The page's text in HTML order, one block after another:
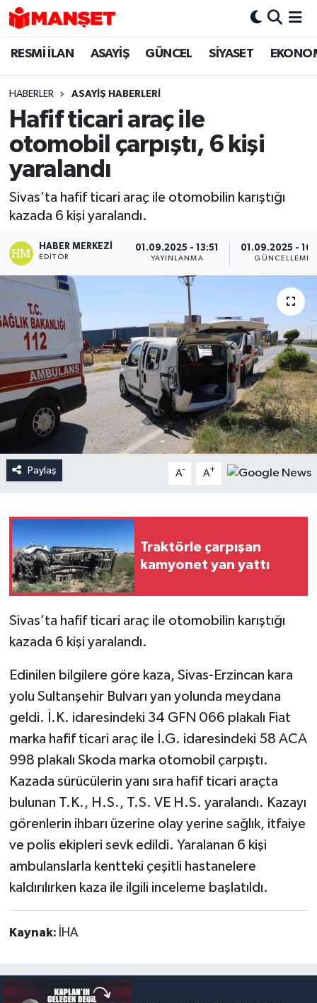
RESMİ İLAN ASAYİŞ GÜNCEL SİYASET
HABERLER ASAYİŞ HABERLERİ
Hafif ticari araç ile
otomobil çarpıştı, 6 kişi
yaralandı
Sivas’ta hafif ticari araç ile otomobilin karıştığı
kazada 6 kişi yaralandı.
HABER MERKEZI
EDITÖR
01.09.2025 - 13:51
YAYINLANMA
01.09.2025 -
GÜNCELLEME
Paylaş A- A+
Traktörle çarpışan
kamyonet yan yattı
Sivas’ta hafif ticari araç ile otomobilin karıştığı
kazada 6 kişi yaralandı.
Edinilen bilgilere göre kaza, Sivas-Erzincan kara
yolu Sultanşehir Bulvarı yan yolunda meydana
geldi. İ.K. idaresindeki 34 GFN 066 plakalı Fiat
marka hafif ticari araç ile İ.G. idaresindeki 58 ACA
998 plakalı Skoda marka otomobil çarpıştı.
Kazada sürücülerin yanı sıra hafif ticari araçta
bulunan T.K., H.S., T.S. VE H.S. yaralandı. Kazayı
görenlerin ihbarı üzerine olay yerine sağlık, itfaiye
ve polis ekipleri sevk edildi. Yaralanan 6 kişi
ambulanslarla kentteki çeşitli hastanelere
kaldırılırken kaza ile ilgili inceleme başlatıldı.
Kaynak: İHA
Hava Durumu
Trafik Durumu
Süper Lig Puan Durumu ve Fikstür
Tüm Manşetler
Son Dakika Haberleri